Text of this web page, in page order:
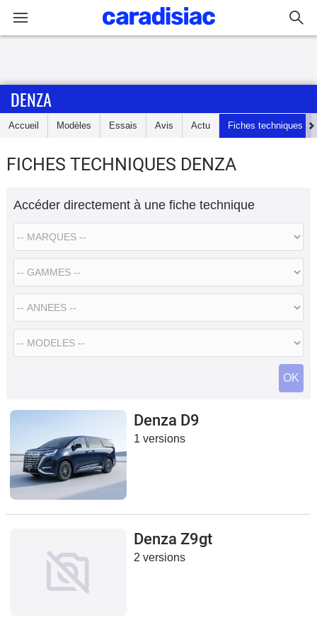
Accueil
Essais
Guide
d'achat
Electriques
Utilitaires
Flottes
Auto
Moto
Marques
DENZA
Accueil Modèles Essais Avis Actu Fiches techniques
FICHES TECHNIQUES DENZA
Accéder directement à une fiche technique
Denza D9
1 versions
Denza Z9gt
2 versions